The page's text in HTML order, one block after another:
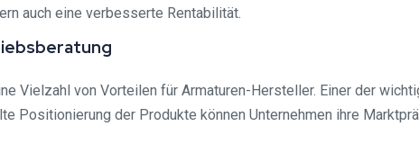
auch eine verbesserte Rentabilität.
Vielzahl von Vorteilen für Armaturen-Hersteller. Einer der
Positionierung der Produkte können Unternehmen ihre